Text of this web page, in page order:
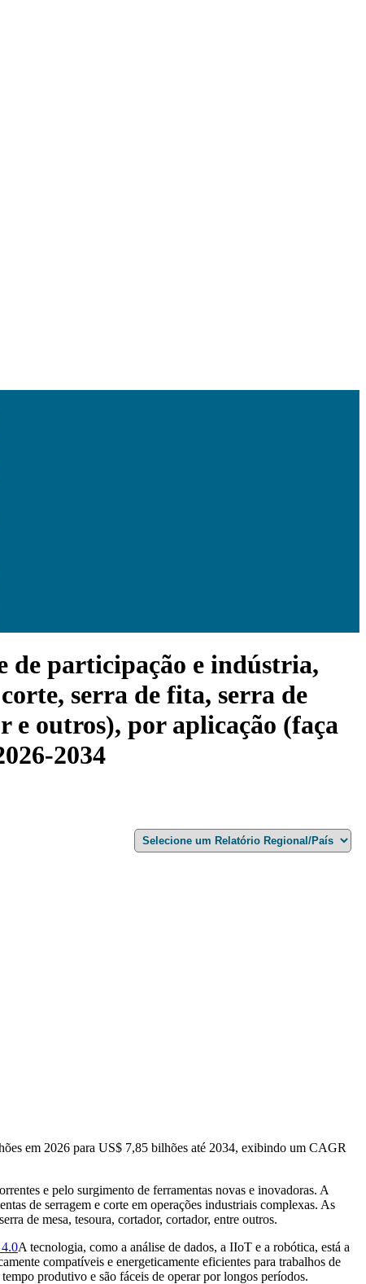
de participação e indústria,
serra de fita, serra de
e outros), por aplicação (faça
2034
em 2026 para US$ 7,85 bilhões até 2034, exibindo um CAGR
e pelo surgimento de ferramentas novas e inovadoras. A
de serragem e corte em operações industriais complexas. As
de mesa, tesoura, cortador, cortador, entre outros.
A tecnologia, como a análise de dados, a IIoT e a robótica, está a
compatíveis e energeticamente eficientes para trabalhos de
produtivo e são fáceis de operar por longos períodos.